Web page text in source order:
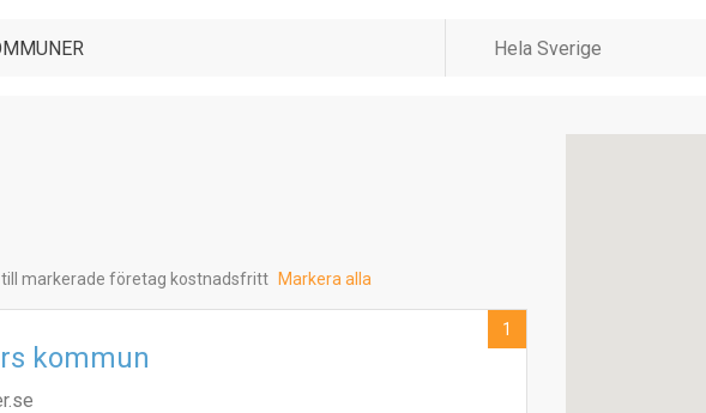
markerade företag kostnadsfritt Markera alla
kommun
1